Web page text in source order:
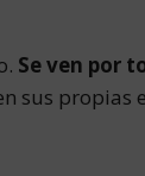
Se ven por
sus propias